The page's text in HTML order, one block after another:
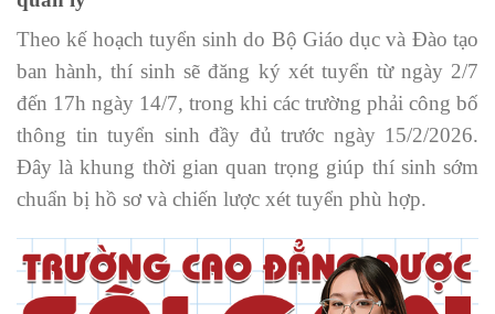
Theo kế hoạch tuyển sinh do Bộ Giáo dục và Đào tạo
ban hành, thí sinh sẽ đăng ký xét tuyển từ ngày 2/7
đến 17h ngày 14/7, trong khi các trường phải công bố
thông tin tuyển sinh đầy đủ trước ngày 15/2/2026.
Đây là khung thời gian quan trọng giúp thí sinh sớm
chuẩn bị hồ sơ và chiến lược xét tuyển phù hợp.